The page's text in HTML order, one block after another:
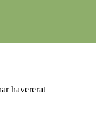
havererat